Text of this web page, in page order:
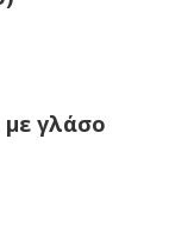
γλάσο